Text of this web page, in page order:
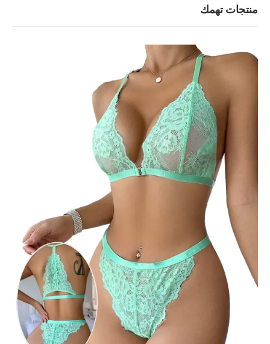
منتجات تهمك